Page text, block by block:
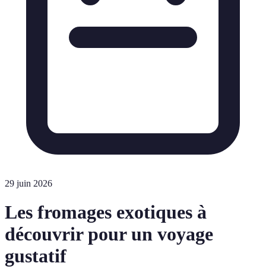
29 juin 2026
Les fromages exotiques à
découvrir pour un voyage
gustatif